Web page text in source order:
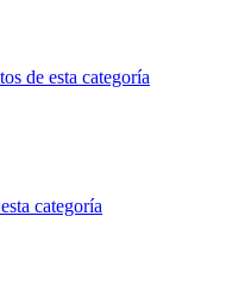
de esta categoría
categoría